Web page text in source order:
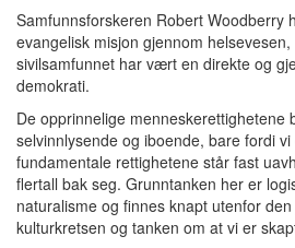
Samfunnsforskeren Robert Woodberry
evangelisk misjon gjennom
sivilsamfunnet har vært en direkte og
demokrati.
De opprinnelige menneskerettighetene
selvinnlysende og iboende, bare fordi
fundamentale rettighetene står fast
flertall bak seg. Grunntanken her er
naturalisme og finnes knapt utenfor
kulturkretsen og tanken om at vi er